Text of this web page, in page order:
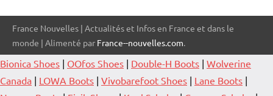
France Nouvelles | Actualités et Infos en France et dans le
monde | Alimenté par France--nouvelles.com.
Bionica Shoes | OOfos Shoes | Double-H Boots | Wolverine
Canada | LOWA Boots | Vivobarefoot Shoes | Lane Boots |